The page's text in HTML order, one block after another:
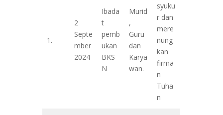
1.
2
Septe
mber
2024
Ibada
t
pemb
ukan
BKS
N
Murid
,
Guru
dan
Karya
wan.
syuku
r dan
mere
nung
kan
firma
n
Tuha
n